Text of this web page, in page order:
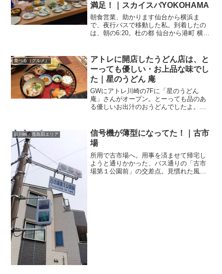
満足！｜スカイスパYOKOHAMA
朝食営業、助かります仙台から横浜ま
で、夜行バスで移動した私。到着したの
は、朝の6:20。杜の都 仙台から港町 横浜
ちらの記事をお読みいただけたら嬉しい
です。そして、到着...
食べる（グルメ）
アトレに開店したうどん店は、と
ーっても優しい・お上品な味でし
た｜星のうどん 庵
GWにアトレ川崎の7Fに「星のうどん
庵」さんがオープン。とーっても品のあ
る優しいお出汁のおうどんでしたよ。ア
品、食品等々、お買い物でいつもお世話
になってます。食べ...
新川崎・鹿島田エリア
信号機が薄型になってた！｜古市
場
所用で古市場へ。用事を済ませて帰宅し
ようと通りかかった、バス通りの「古市
場第１公園前」の交差点。見慣れた風景